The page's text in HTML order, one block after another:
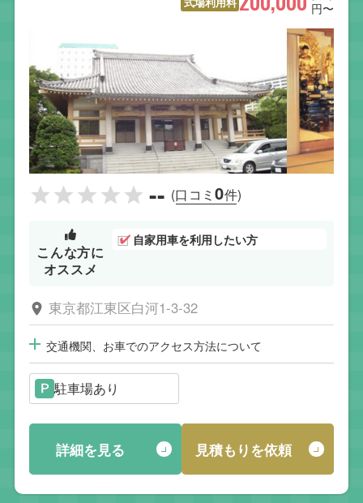
円〜
-- (口コミ0件)
こんな方に
オススメ
自家用車を利用したい方
東京都江東区白河1-3-32
交通機関、お車でのアクセス方法について
駐車場あり
詳細を見る 見積もりを依頼